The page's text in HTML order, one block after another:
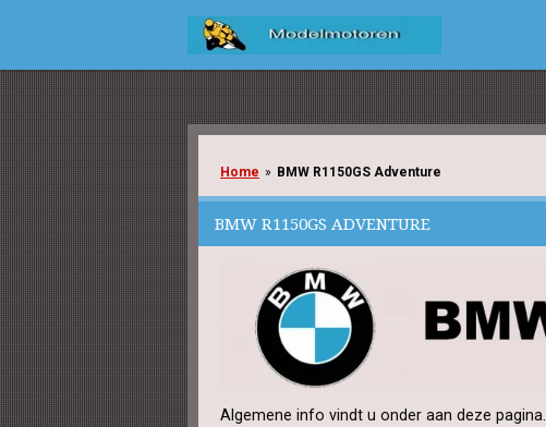
Home » BMW R1150GS Adventure
BMW R1150GS ADVENTURE
Algemene info vindt u onder aan deze pagina.